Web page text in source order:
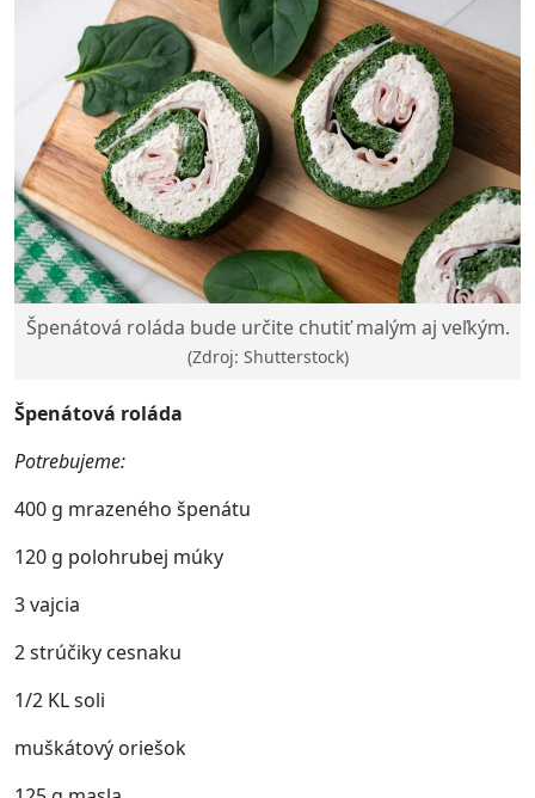
Špenátová roláda bude určite chutiť malým aj veľkým.
(Zdroj: Shutterstock)
Špenátová roláda
Potrebujeme:
400 g mrazeného špenátu
120 g polohrubej múky
3 vajcia
2 strúčiky cesnaku
1/2 KL soli
muškátový oriešok